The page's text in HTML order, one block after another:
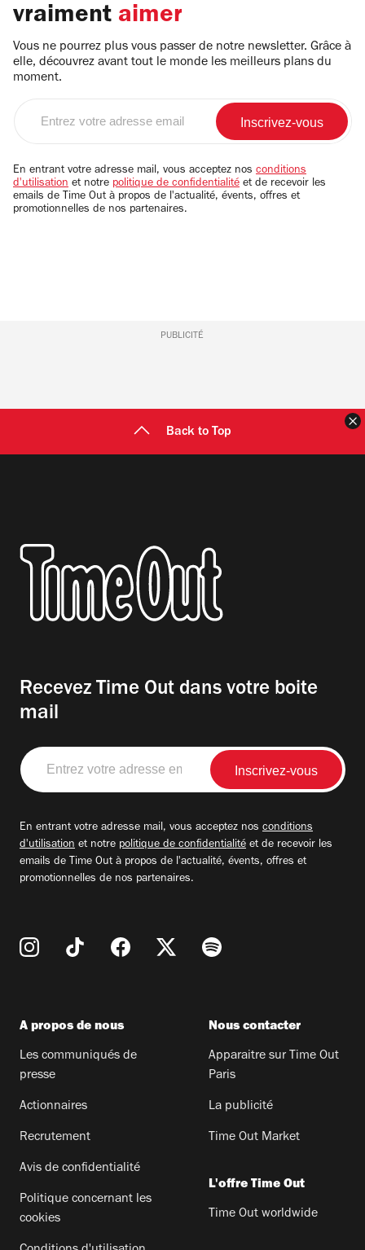
vraiment aimer
Vous ne pourrez plus vous passer de notre newsletter. Grâce à
elle, découvrez avant tout le monde les meilleurs plans du
moment.
email
En entrant votre adresse mail, vous acceptez nos conditions
d'utilisation et notre politique de confidentialité et de recevoir les
emails de Time Out à propos de l'actualité, évents, offres et
promotionnelles de nos partenaires.
PUBLICITÉ
Back to Top
Recevez Time Out dans votre boite
mail
Entrez
votre
adresse
En entrant votre adresse mail, vous acceptez nos conditions
d'utilisation et notre politique de confidentialité et de recevoir les
emails de Time Out à propos de l'actualité, évents, offres et
promotionnelles de nos partenaires.
A propos de nous
Les communiqués de
presse
Actionnaires
Recrutement
Avis de confidentialité
Politique concernant les
cookies
Nous contacter
Apparaitre sur Time Out
Paris
La publicité
Time Out Market
L'offre Time Out
Time Out worldwide